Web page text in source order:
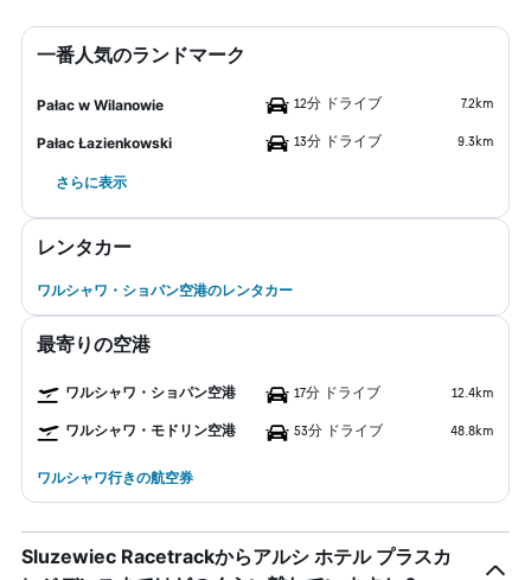
一番人気のランドマーク
Pałac w Wilanowie 12分 ドライブ 7.2km
Pałac Łazienkowski 13分 ドライブ 9.3km
さらに表示
レンタカー
ワルシャワ・ショパン空港のレンタカー
最寄りの空港
ワルシャワ・ショパン空港 17分 ドライブ 12.4km
ワルシャワ・モドリン空港 53分 ドライブ 48.8km
ワルシャワ行きの航空券
Sluzewiec Racetrackからアルシ ホテル プラスカ